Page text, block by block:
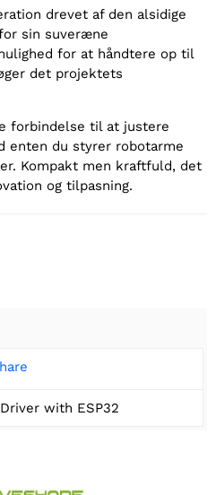
drevet af den alsidige
sin suveræne
for at håndtere op til
det projektets
forbindelse til at justere
enten du styrer robotarme
Kompakt men kraftfuld, det
og tilpasning.
with ESP32